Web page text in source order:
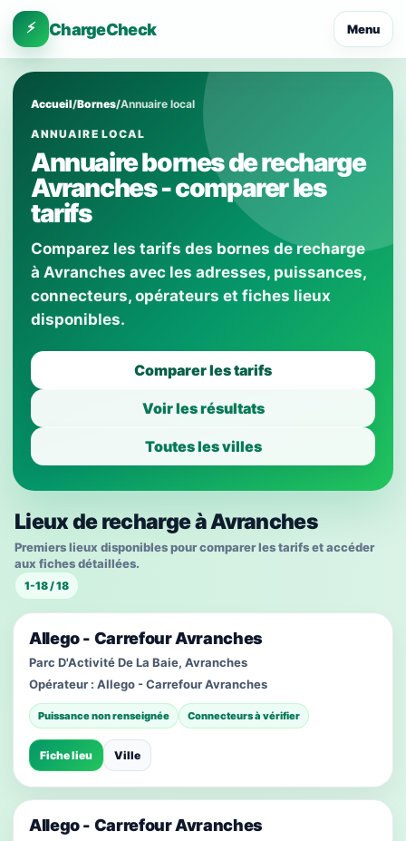
⚡ ChargeCheck Menu
Accueil/Bornes/Annuaire local
ANNUAIRE LOCAL
Annuaire bornes de recharge
Avranches - comparer les
tarifs
Comparez les tarifs des bornes de recharge
à Avranches avec les adresses, puissances,
connecteurs, opérateurs et fiches lieux
disponibles.
Comparer les tarifs
Voir les résultats
Toutes les villes
Lieux de recharge à Avranches
Premiers lieux disponibles pour comparer les tarifs et accéder
aux fiches détaillées.
1-18 / 18
Allego - Carrefour Avranches
Parc D'Activité De La Baie, Avranches
Opérateur : Allego - Carrefour Avranches
Puissance non renseignée Connecteurs à vérifier
Fiche lieu Ville
Allego - Carrefour Avranches